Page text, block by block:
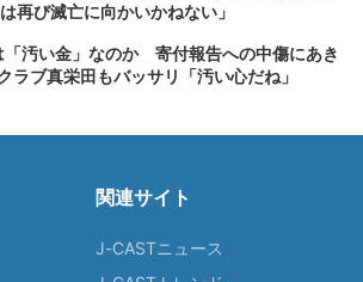
再び滅亡に向かいかねない」
「汚い金」なのか 寄付報告への中傷にあき
ラブ真栄田もバッサリ「汚い心だね」
関連サイト
J-CASTニュース